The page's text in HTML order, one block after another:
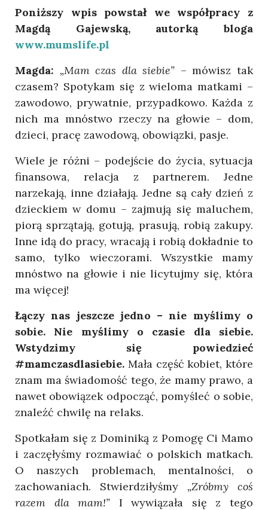
Poniższy wpis powstał we współpracy z
Magdą Gajewską, autorką bloga
www.mumslife.pl
Magda: „Mam czas dla siebie” – mówisz tak
czasem? Spotykam się z wieloma matkami –
zawodowo, prywatnie, przypadkowo. Każda z
nich ma mnóstwo rzeczy na głowie – dom,
dzieci, pracę zawodową, obowiązki, pasje.
Wiele je różni – podejście do życia, sytuacja
finansowa, relacja z partnerem. Jedne
narzekają, inne działają. Jedne są cały dzień z
dzieckiem w domu – zajmują się maluchem,
piorą sprzątają, gotują, prasują, robią zakupy.
Inne idą do pracy, wracają i robią dokładnie to
samo, tylko wieczorami. Wszystkie mamy
mnóstwo na głowie i nie licytujmy się, która
ma więcej!
Łączy nas jeszcze jedno – nie myślimy o
sobie. Nie myślimy o czasie dla siebie.
Wstydzimy się powiedzieć
#mamczasdlasiebie. Mała część kobiet, które
znam ma świadomość tego, że mamy prawo, a
nawet obowiązek odpocząć, pomyśleć o sobie,
znaleźć chwilę na relaks.
Spotkałam się z Dominiką z Pomogę Ci Mamo
i zaczęłyśmy rozmawiać o polskich matkach.
O naszych problemach, mentalności, o
zachowaniach. Stwierdziłyśmy „Zróbmy coś
razem dla mam!” I wywiązała się z tego